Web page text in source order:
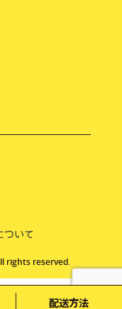
ついて
rights reserved.
配送方法